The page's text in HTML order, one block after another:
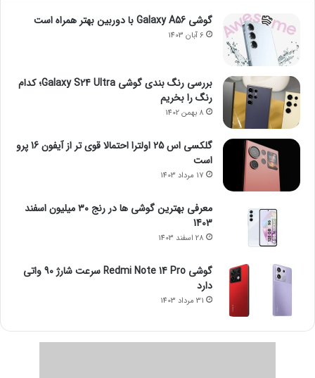
گوشی Galaxy A56 با دوربین بهتر همراه است
6 آبان 1403
بررسی رنگ بندی گوشی Galaxy S24 Ultra؛ کدام
رنگ را بخریم
8 بهمن 1402
گلکسی اس 25 اولترا احتمالا قوی تر از آیفون 16 پرو
است
17 مرداد 1403
معرفی بهترین گوشی ها در رنج ۳۰ میلیون اسفند
1403
28 اسفند 1403
گوشی Redmi Note 14 Pro سرعت شارژ 90 واتی
دارد
31 مرداد 1403